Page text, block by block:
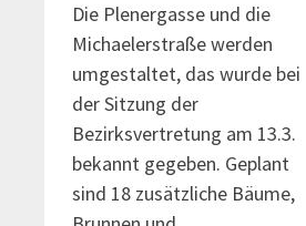
Die Plenergasse und die
Michaelerstraße werden
umgestaltet, das wurde bei
der Sitzung der
Bezirksvertretung am 13.3.
bekannt gegeben. Geplant
sind 18 zusätzliche Bäume,